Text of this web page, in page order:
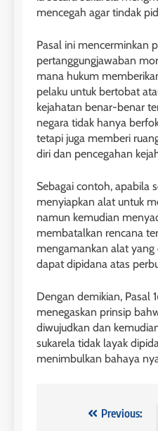
mencegah agar tindak
Pasal ini mencerminkan
pertanggungjawaban
mana hukum
pelaku untuk bertobat
kejahatan benar-benar
negara tidak hanya
tetapi juga memberi
diri dan pencegahan
Sebagai contoh, apabila
menyiapkan alat untuk
namun kemudian
membatalkan rencana
mengamankan alat yang
dapat dipidana atas
Dengan demikian, Pasal
menegaskan prinsip
diwujudkan dan
sukarela tidak layak
menimbulkan bahaya
NavigasiPrevious: